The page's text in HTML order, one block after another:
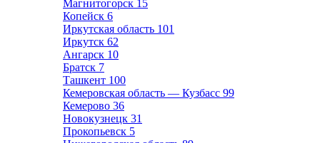
Магнитогорск 15
Копейск 6
Иркутская область 101
Иркутск 62
Ангарск 10
Братск 7
Ташкент 100
Кемеровская область — Кузбасс 99
Кемерово 36
Новокузнецк 31
Прокопьевск 5